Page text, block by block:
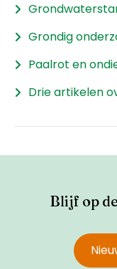
Grondig
Paalrot en
Drie artikelen
Blijf op